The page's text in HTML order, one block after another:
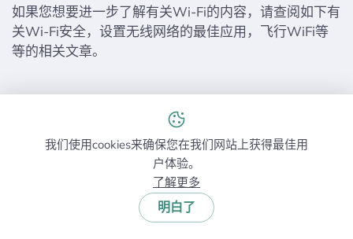
如果您想要进一步了解有关Wi-Fi的内容，请查阅如下有
关Wi-Fi安全，设置无线网络的最佳应用，飞行WiFi等
等的相关文章。
Learn About Guest WiFi and How
我们使用cookies来确保您在我们网站上获得最佳用
户体验。
了解更多
明白了